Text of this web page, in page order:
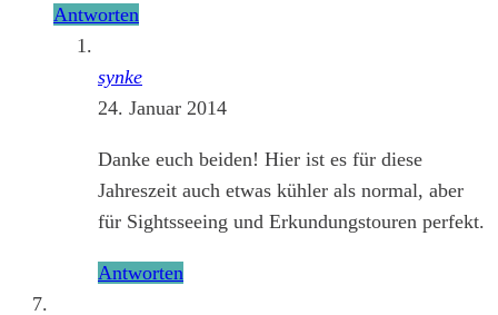
Antworten
synke
24. Januar 2014
Danke euch beiden! Hier ist es für diese
Jahreszeit auch etwas kühler als normal, aber
für Sightsseeing und Erkundungstouren perfekt.
Antworten